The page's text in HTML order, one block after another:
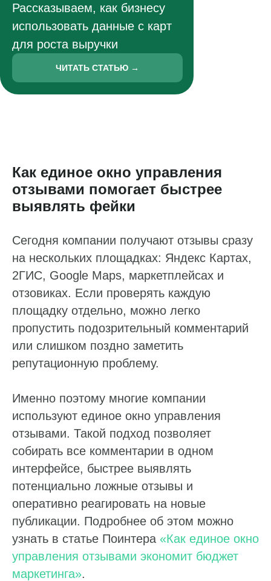
Рассказываем, как бизнесу
использовать данные с карт
для роста выручки
ЧИТАТЬ СТАТЬЮ →
Как единое окно управления
отзывами помогает быстрее
выявлять фейки
Сегодня компании получают отзывы сразу
на нескольких площадках: Яндекс Картах,
2ГИС, Google Maps, маркетплейсах и
отзовиках. Если проверять каждую
площадку отдельно, можно легко
пропустить подозрительный комментарий
или слишком поздно заметить
репутационную проблему.
Именно поэтому многие компании
используют единое окно управления
отзывами. Такой подход позволяет
собирать все комментарии в одном
интерфейсе, быстрее выявлять
потенциально ложные отзывы и
оперативно реагировать на новые
публикации. Подробнее об этом можно
узнать в статье Поинтера «Как единое окно
управления отзывами экономит бюджет
маркетинга».
Оставьте заявку,
и мы свяжемся с вами
в течение часа
Телефон*
8 800 555-41-36
+7 495 995-58-24
sales@pntr.io